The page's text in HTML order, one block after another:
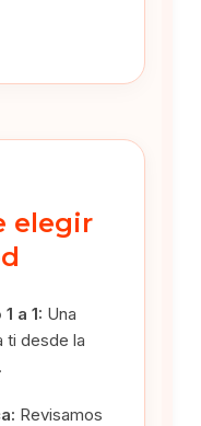
elegir
a 1: Una
ti desde la
Revisamos